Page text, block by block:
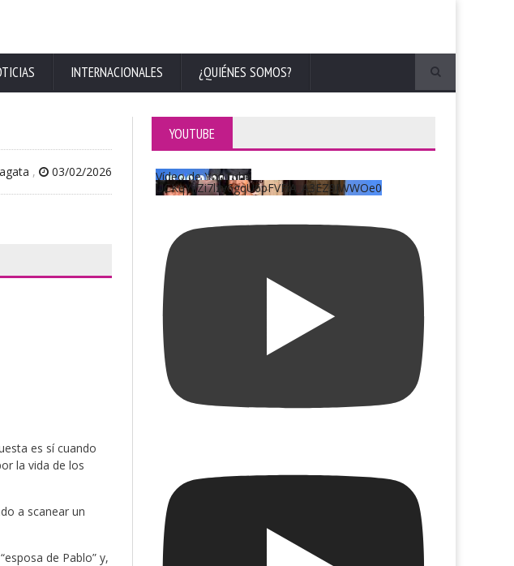
INTERNACIONALES ¿QUIÉNES SOMOS?
, 03/02/2026
es sí cuando
la vida de los
a scanear un
de Pablo” y,
YOUTUBE
Vídeo de YouTube
UCKqYjiZi7lzy6gqU6pFVFiA_A3EZ9JWWOe0